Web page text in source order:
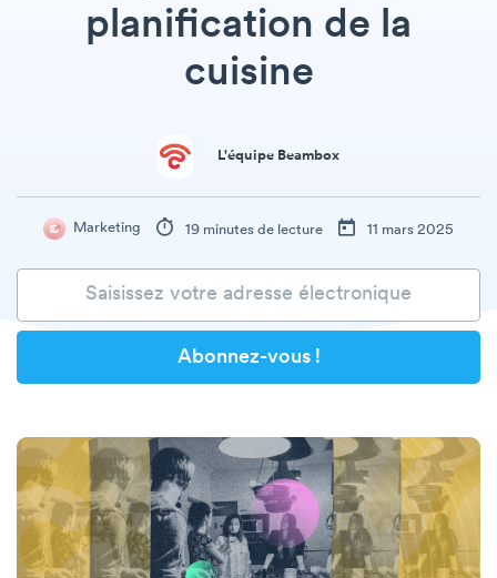
planification de la
cuisine
L'équipe Beambox
Marketing 19 minutes de lecture 11 mars 2025